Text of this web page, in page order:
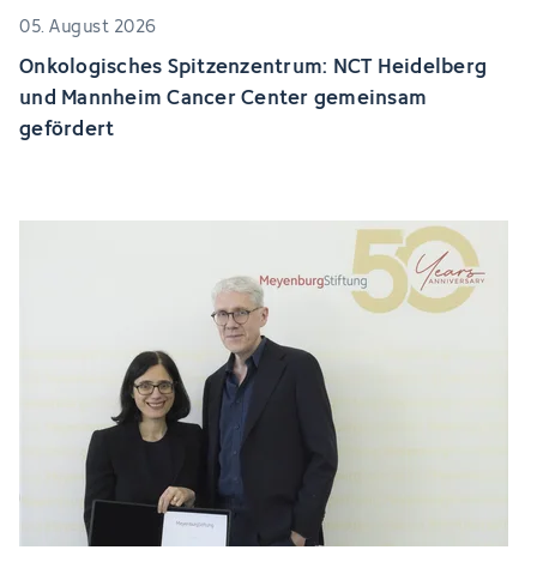
05. August 2026
Onkologisches Spitzenzentrum: NCT Heidelberg
und Mannheim Cancer Center gemeinsam
gefördert